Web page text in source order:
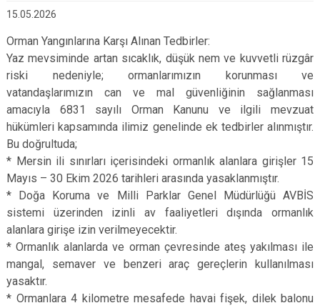
Çamlıyayla
Erdemli
Gülnar
Mut
Toroslar
Yenişehir
15.05.2026
Orman Yangınlarına Karşı Alınan Tedbirler:
Yaz mevsiminde artan sıcaklık, düşük nem ve kuvvetli rüzgâr
riski nedeniyle; ormanlarımızın korunması ve
vatandaşlarımızın can ve mal güvenliğinin sağlanması
amacıyla 6831 sayılı Orman Kanunu ve ilgili mevzuat
hükümleri kapsamında ilimiz genelinde ek tedbirler alınmıştır.
Bu doğrultuda;
* Mersin ili sınırları içerisindeki ormanlık alanlara girişler 15
Mayıs – 30 Ekim 2026 tarihleri arasında yasaklanmıştır.
* Doğa Koruma ve Milli Parklar Genel Müdürlüğü AVBİS
sistemi üzerinden izinli av faaliyetleri dışında ormanlık
alanlara girişe izin verilmeyecektir.
* Ormanlık alanlarda ve orman çevresinde ateş yakılması ile
mangal, semaver ve benzeri araç gereçlerin kullanılması
yasaktır.
* Ormanlara 4 kilometre mesafede havai fişek, dilek balonu